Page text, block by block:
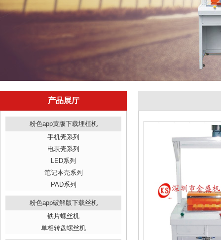
产品展厅
粉色app黄版下载埋植机
手机壳系列
电表壳系列
LED系列
笔记本壳系列
PAD系列
粉色app破解版下载丝机
铁片螺丝机
单相转盘螺丝机